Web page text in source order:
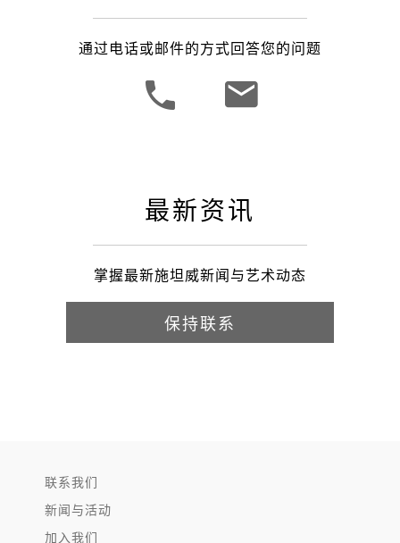
通过电话或邮件的方式回答您的问题
最新资讯
掌握最新施坦威新闻与艺术动态
保持联系
联系我们
新闻与活动
加入我们